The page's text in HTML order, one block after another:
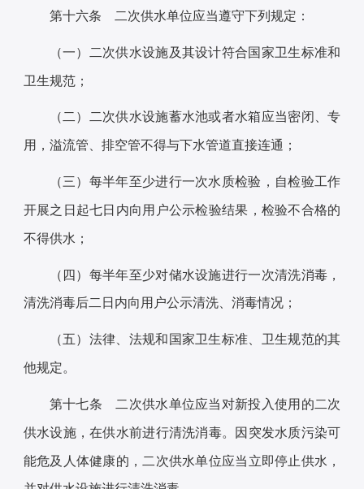
第十六条 二次供水单位应当遵守下列规定：
（一）二次供水设施及其设计符合国家卫生标准和
卫生规范；
（二）二次供水设施蓄水池或者水箱应当密闭、专
用，溢流管、排空管不得与下水管道直接连通；
（三）每半年至少进行一次水质检验，自检验工作
开展之日起七日内向用户公示检验结果，检验不合格的
不得供水；
（四）每半年至少对储水设施进行一次清洗消毒，
清洗消毒后二日内向用户公示清洗、消毒情况；
（五）法律、法规和国家卫生标准、卫生规范的其
他规定。
第十七条 二次供水单位应当对新投入使用的二次
供水设施，在供水前进行清洗消毒。因突发水质污染可
能危及人体健康的，二次供水单位应当立即停止供水，